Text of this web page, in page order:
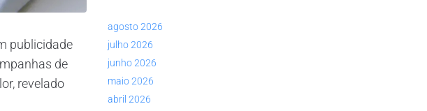
publicidade
de
revelado
agosto 2026
julho 2026
junho 2026
maio 2026
abril 2026